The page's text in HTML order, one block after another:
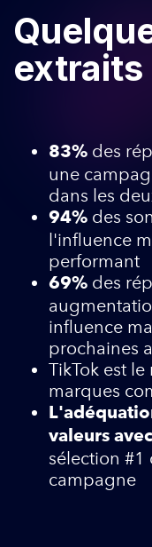
83% des
une
dans les
94% des
l'influence
performant
69% des
influence
prochaines
TikTok est
marques
valeurs
sélection #1
campagne